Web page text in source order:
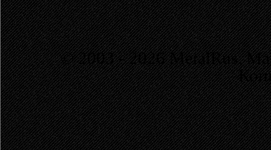
© 2003 - 2026 MetalRus.